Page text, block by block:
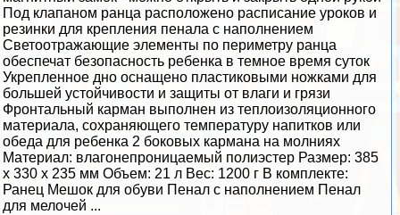
Под клапаном ранца расположено расписание уроков и
резинки для крепления пенала с наполнением
Светоотражающие элементы по периметру ранца
обеспечат безопасность ребенка в темное время суток
Укрепленное дно оснащено пластиковыми ножками для
большей устойчивости и защиты от влаги и грязи
Фронтальный карман выполнен из теплоизоляционного
материала, сохраняющего температуру напитков или
обеда для ребенка 2 боковых кармана на молниях
Материал: влагонепроницаемый полиэстер Размер: 385
х 330 х 235 мм Объем: 21 л Вес: 1200 г В комплекте:
Ранец Мешок для обуви Пенал с наполнением Пенал
для мелочей ...